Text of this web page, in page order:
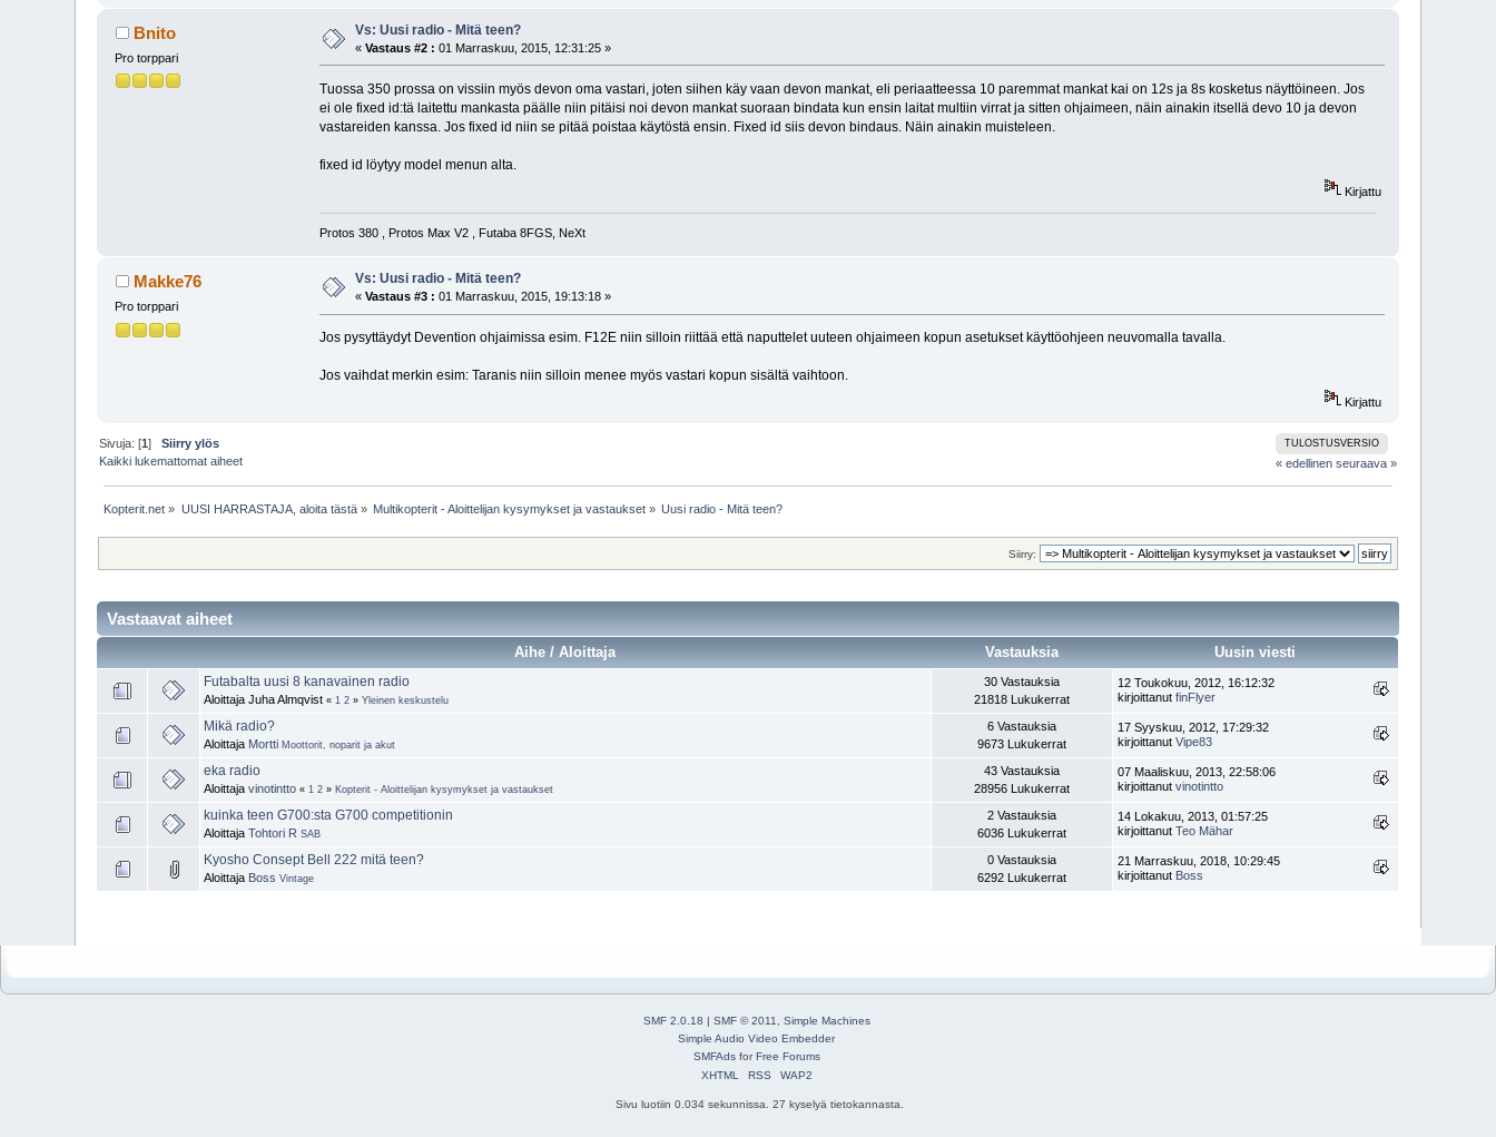
Bnito
Pro torppari
Vs: Uusi radio - Mitä teen?
«Vastaus #2 : 01 Marraskuu, 2015, 12:31:25 »
Tuossa 350 prossa on vissiin myös devon oma vastari, joten siihen käy vaan devon mankat, eli periaatteessa 10 paremmat mankat kai on 12s ja 8s kosketus näyttöineen. Jos
ei ole fixed id:tä laitettu mankasta päälle niin pitäisi noi devon mankat suoraan bindata kun ensin laitat multiin virrat ja sitten ohjaimeen, näin ainakin itsellä devo 10 ja devon
vastareiden kanssa. Jos fixed id niin se pitää poistaa käytöstä ensin. Fixed id siis devon bindaus. Näin ainakin muisteleen.
fixed id löytyy model menun alta.
Kirjattu
Protos 380 , Protos Max V2 , Futaba 8FGS, NeXt
Makke76
Pro torppari
Vs: Uusi radio - Mitä teen?
«Vastaus #3 : 01 Marraskuu, 2015, 19:13:18 »
Jos pysyttäydyt Devention ohjaimissa esim. F12E niin silloin riittää että naputtelet uuteen ohjaimeen kopun asetukset käyttöohjeen neuvomalla tavalla.
Jos vaihdat merkin esim: Taranis niin silloin menee myös vastari kopun sisältä vaihtoon.
Kirjattu
TULOSTUSVERSIO
Sivuja: [1]Siirry ylös
Kaikki lukemattomat aiheet
« edellinen seuraava »
Kopterit.net » UUSI HARRASTAJA, aloita tästä» Multikopterit - Aloittelijan kysymykset ja vastaukset » Uusi radio - Mitä teen?
Siirry:
Vastaavat aiheet
Aihe / Aloittaja Vastauksia Uusin viesti
Futabalta uusi 8 kanavainen radio
Aloittaja Juha Almqvist« 1 2 » Yleinen keskustelu
30 Vastauksia
21818 Lukukerrat
12 Toukokuu, 2012, 16:12:32
kirjoittanutfinFlyer
Mikä radio?
Aloittaja Mortti Moottorit, noparit ja akut
6 Vastauksia
9673 Lukukerrat
17 Syyskuu, 2012, 17:29:32
kirjoittanutVipe83
eka radio
Aloittajavinotintto « 1 2 » Kopterit - Aloittelijan kysymykset ja vastaukset
43 Vastauksia
28956 Lukukerrat
07 Maaliskuu, 2013, 22:58:06
kirjoittanutvinotintto
kuinka teen G700:sta G700 competitionin
AloittajaTohtori R SAB
2 Vastauksia
6036 Lukukerrat
14 Lokakuu, 2013, 01:57:25
kirjoittanutTeo Mähar
Kyosho Consept Bell 222 mitä teen?
Aloittaja Boss Vintage
0 Vastauksia
6292 Lukukerrat
21 Marraskuu, 2018, 10:29:45
kirjoittanut Boss
SMF 2.0.18 | SMF © 2011
Simple Machines
Simple Audio Video Embedder
SMFAdsforFree Forums
XHTML
RSS WAP2
Sivu luotiin 0.034 sekunnissa. 27 kyselyä tietokannasta.